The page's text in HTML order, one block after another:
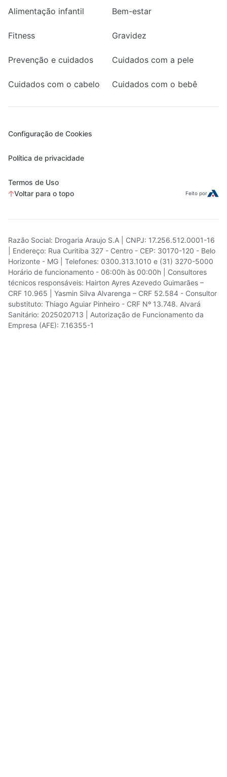
Alimentação infantil Bem-estar
Fitness Gravidez
Prevenção e cuidados Cuidados com a pele
Cuidados com o cabelo Cuidados com o bebê
Configuração de Cookies
Política de privacidade
Termos de Uso
Voltar para o topo
Feito por
Razão Social: Drogaria Araujo S.A | CNPJ: 17.256.512.0001-16
| Endereço: Rua Curitiba 327 - Centro - CEP: 30170-120 - Belo
Horizonte - MG | Telefones: 0300.313.1010 e (31) 3270-5000
Horário de funcionamento - 06:00h às 00:00h | Consultores
técnicos responsáveis: Hairton Ayres Azevedo Guimarães –
CRF 10.965 | Yasmin Silva Alvarenga – CRF 52.584 - Consultor
substituto: Thiago Aguiar Pinheiro - CRF Nº 13.748. Alvará
Sanitário: 2025020713 | Autorização de Funcionamento da
Empresa (AFE): 7.16355-1